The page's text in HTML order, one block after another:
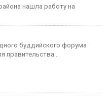
нашла работу на
буддийского форума